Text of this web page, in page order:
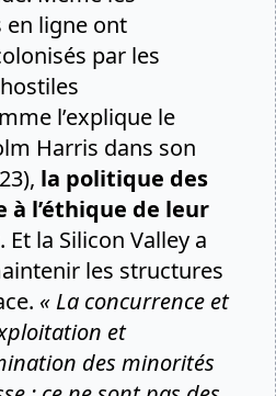
ligne ont
par les
l’explique le
Harris dans son
la politique des
l’éthique de leur
. Et la Silicon Valley a
les structures
« La concurrence et
et
des minorités